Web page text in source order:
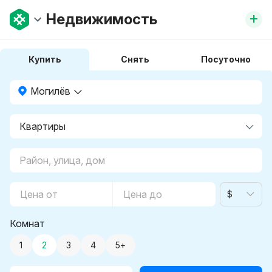
Недвижимость +
Купить Снять Посуточно
Могилёв
$
Комнат
1 2 3 4 5+